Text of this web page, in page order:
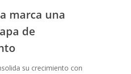
marca una
de
su crecimiento con